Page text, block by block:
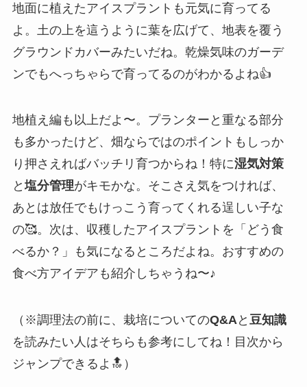
地面に植えたアイスプラントも元気に育ってる
よ。土の上を這うように葉を広げて、地表を覆う
グラウンドカバーみたいだね。乾燥気味のガーデ
ンでもへっちゃらで育ってるのがわかるよね👍
地植え編も以上だよ〜。プランターと重なる部分
も多かったけど、畑ならではのポイントもしっか
り押さえればバッチリ育つからね！特に湿気対策
と 塩分管理がキモかな。そこさえ気をつければ、
あとは放任でもけっこう育ってくれる逞しい子な
の🥰。次は、収穫したアイスプラントを「どう食
べるか？」も気になるところだよね。おすすめの
食べ方アイデアも紹介しちゃうね〜♪
（※調理法の前に、栽培についてのQ&Aと 豆知識
を読みたい人はそちらも参考にしてね！目次から
ジャンプできるよ🔝）